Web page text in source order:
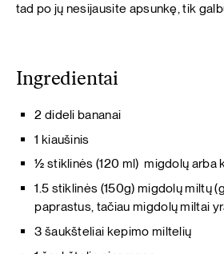
Ingredientai
2 dideli bananai
1 kiaušinis
½ stiklinės (120 ml) migdolų arba
1.5 stiklinės (150g) migdolų miltų
paprastus, tačiau migdolų miltai
3 šaukšteliai kepimo miltelių
tad po jų nesijausite apsunkę, tik